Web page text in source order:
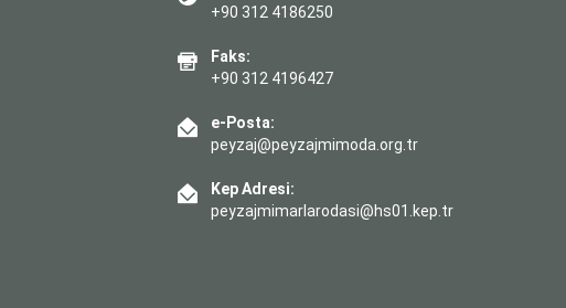
+90 312 4186250
Faks:
+90 312 4196427
e-Posta:
peyzaj@peyzajmimoda.org.tr
Kep Adresi:
peyzajmimarlarodasi@hs01.kep.tr